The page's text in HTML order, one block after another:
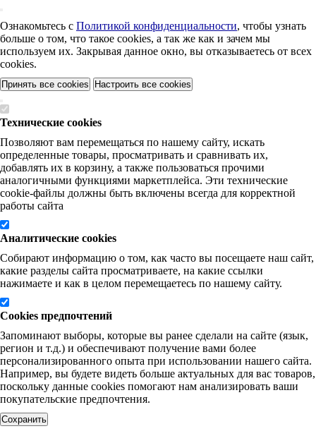
Ознакомьтесь с Политикой конфиденциальности, чтобы узнать
больше о том, что такое cookies, а так же как и зачем мы
используем их. Закрывая данное окно, вы отказываетесь от всех
cookies.
Принять все cookies Настроить все cookies
Технические cookies
Позволяют вам перемещаться по нашему сайту, искать
определенные товары, просматривать и сравнивать их,
добавлять их в корзину, а также пользоваться прочими
аналогичными функциями маркетплейса. Эти технические
cookie-файлы должны быть включены всегда для корректной
работы сайта
Аналитические cookies
Собирают информацию о том, как часто вы посещаете наш сайт,
какие разделы сайта просматриваете, на какие ссылки
нажимаете и как в целом перемещаетесь по нашему сайту.
Cookies предпочтений
Запоминают выборы, которые вы ранее сделали на сайте (язык,
регион и т.д.) и обеспечивают получение вами более
персонализированного опыта при использовании нашего сайта.
Например, вы будете видеть больше актуальных для вас товаров,
поскольку данные cookies помогают нам анализировать ваши
покупательские предпочтения.
Сохранить